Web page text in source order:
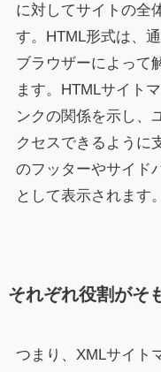
に対してサイトの全
す。HTML形式は、
ブラウザーによって
ます。HTMLサイト
ンクの関係を示し、
クセスできるように
のフッターやサイド
として表示されます。
それぞれ役割がそ
つまり、XMLサイト